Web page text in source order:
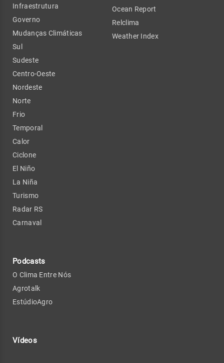
Infraestrutura
Governo
Mudanças Climáticas
Sul
Sudeste
Centro-Oeste
Nordeste
Norte
Frio
Temporal
Calor
Ciclone
El Niño
La Niña
Turismo
Radar RS
Carnaval
Podcasts
O Clima Entre Nós
Agrotalk
EstúdioAgro
Vídeos
Ocean Report
Relclima
Weather Index